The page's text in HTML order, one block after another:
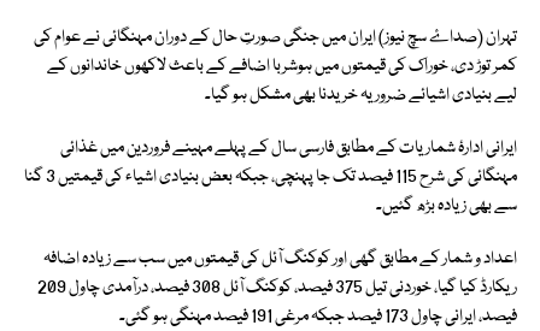
تہران (صداۓ سچ نیوز) ایران میں جنگی صورتِ حال کے دوران مہنگائی نے عوام کی
کمر توڑ دی، خوراک کی قیمتوں میں ہوشربا اضافے کے باعث لاکھوں خاندانوں کے
لیے بنیادی اشیائے ضروریہ خریدنا بھی مشکل ہو گیا۔
ایرانی ادارۂ شماریات کے مطابق فارسی سال کے پہلے مہینے فروردین میں غذائی
مہنگائی کی شرح 115 فیصد تک جا پہنچی، جبکہ بعض بنیادی اشیاء کی قیمتیں 3 گنا
سے بھی زیادہ بڑھ گئیں۔
اعداد و شمار کے مطابق گھی اور کوکنگ آئل کی قیمتوں میں سب سے زیادہ اضافہ
ریکارڈ کیا گیا، خوردنی تیل 375 فیصد، کوکنگ آئل 308 فیصد، درآمدی چاول 209
فیصد، ایرانی چاول 173 فیصد جبکہ مرغی 191 فیصد مہنگی ہو گئی۔